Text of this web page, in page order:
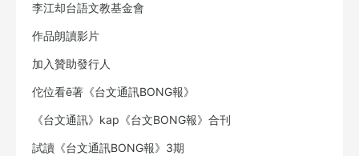
李江却台語文教基金會
作品朗讀影片
加入贊助發行人
佗位看ē著《台文通訊BONG報》
《台文通訊》kap《台文BONG報》合刊
試讀《台文通訊BONG報》3期